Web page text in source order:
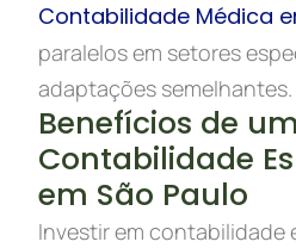
Contabilidade Médica
paralelos em setores
adaptações semelhantes.
Benefícios de
Contabilidade
em São Paulo
Investir em contabilidade